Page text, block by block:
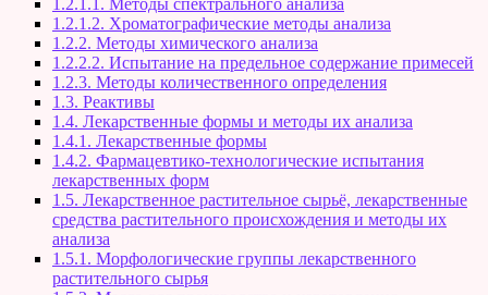
1.2.1.1. Методы спектрального анализа
1.2.1.2. Хроматографические методы анализа
1.2.2. Методы химического анализа
1.2.2.2. Испытание на предельное содержание примесей
1.2.3. Методы количественного определения
1.3. Реактивы
1.4. Лекарственные формы и методы их анализа
1.4.1. Лекарственные формы
1.4.2. Фармацевтико-технологические испытания
лекарственных форм
1.5. Лекарственное растительное сырьё, лекарственные
средства растительного происхождения и методы их
анализа
1.5.1. Морфологические группы лекарственного
растительного сырья